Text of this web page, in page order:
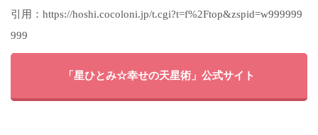
引用：https://hoshi.cocoloni.jp/t.cgi?t=f%2Ftop&zspid=w999999
999
「星ひとみ☆幸せの天星術」公式サイト